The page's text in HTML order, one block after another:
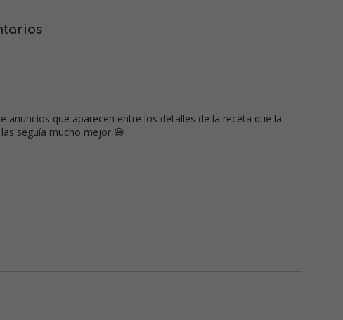
anuncios que aparecen entre los detalles de la receta que la
seguía mucho mejor 😃